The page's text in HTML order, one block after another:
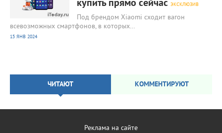
купить прямо сейчас ЭКСКЛЮЗИВ
Под брендом Xiaomi сходит вагон
всевозможных смартфонов, в которых…
15 ЯНВ 2024
ЧИТАЮТ КОММЕНТИРУЮТ
Реклама на сайте